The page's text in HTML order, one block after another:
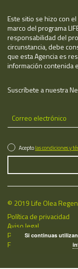
Este sitio se hizo con
marco del programa
responsabilidad del
circunstancia, debe
que esta Agencia es
información contenida
Suscríbete a nuestra
Aceptolas condiciones y
© 2019 Life Olea
Política de privacidad
Aviso legal
Política de cookies
Fecha de última
Si continuas